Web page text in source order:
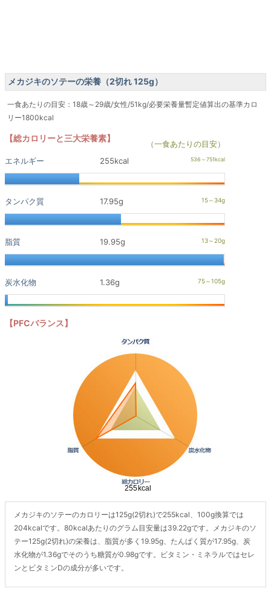
メカジキのソテーの栄養（2切れ 125g）
一食あたりの目安：18歳～29歳/女性/51kg/必要栄養量暫定値算出の基準カロ
リー1800kcal
【総カロリーと三大栄養素】
（一食あたりの目安）
エネルギー
255kcal
タンパク質 17.95g
脂質 19.95g
炭水化物 1.36g
【PFCバランス】
メカジキのソテーのカロリーは125g(2切れ)で255kcal、100g換算では
204kcalです。80kcalあたりのグラム目安量は39.22gです。メカジキのソ
テー125g(2切れ)の栄養は、脂質が多く19.95g、たんぱく質が17.95g、炭
水化物が1.36gでそのうち糖質が0.98gです。ビタミン・ミネラルではセレ
ンとビタミンDの成分が多いです。